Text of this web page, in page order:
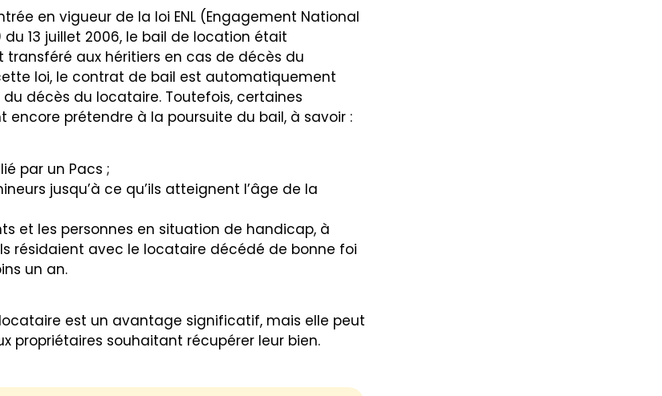
en vigueur de la loi ENL (Engagement National
13 juillet 2006, le bail de location était
aux héritiers en cas de décès du
loi, le contrat de bail est automatiquement
décès du locataire. Toutefois, certaines
encore prétendre à la poursuite du bail, à savoir :
par un Pacs ;
jusqu’à ce qu’ils atteignent l’âge de la
et les personnes en situation de handicap, à
résidaient avec le locataire décédé de bonne foi
un an.
est un avantage significatif, mais elle peut
propriétaires souhaitant récupérer leur bien.